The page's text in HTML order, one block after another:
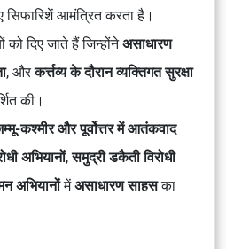
आमंत्रित करता है।
को दिए जाते हैं जिन्होंनेअसाधारण
, औरकर्त्तव्य के दौरान व्यक्तिगत सुरक्षा
की।
कश्मीर और पूर्वोत्तर में आतंकवाद
अभियानों,समुद्री डकैती विरोधी
अभियानोंमेंअसाधारण साहसका